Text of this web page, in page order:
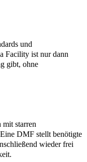
und
Facility ist nur dann
gibt, ohne
mit starren
DMF stellt benötigte
wieder frei